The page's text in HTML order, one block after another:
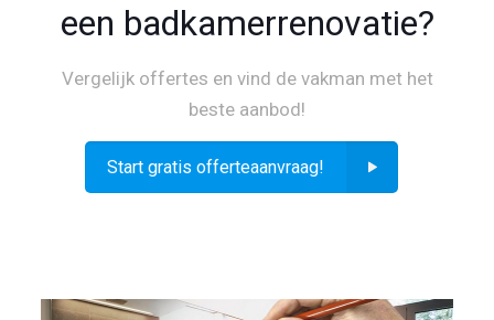
een badkamerrenovatie?
Vergelijk offertes en vind de vakman met het
beste aanbod!
Start gratis offerteaanvraag!